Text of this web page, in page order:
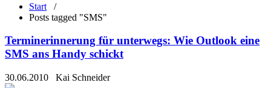
Start /
Posts tagged "SMS"
Terminerinnerung für unterwegs: Wie Outlook eine
SMS ans Handy schickt
30.06.2010 Kai Schneider